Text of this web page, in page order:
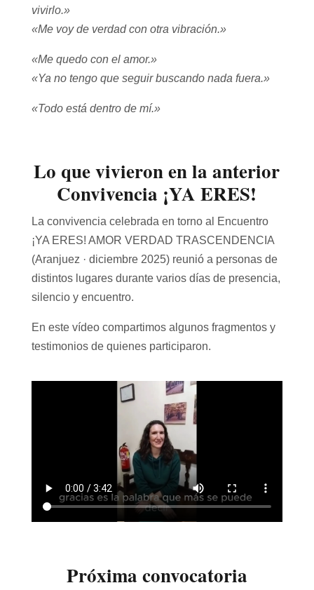
vivirlo.»
«Me voy de verdad con otra vibración.»
«Me quedo con el amor.»
«Ya no tengo que seguir buscando nada fuera.»
«Todo está dentro de mí.»
Lo que vivieron en la anterior
Convivencia ¡YA ERES!
La convivencia celebrada en torno al Encuentro
¡YA ERES! AMOR VERDAD TRASCENDENCIA
(Aranjuez · diciembre 2025) reunió a personas de
distintos lugares durante varios días de presencia,
silencio y encuentro.
En este vídeo compartimos algunos fragmentos y
testimonios de quienes participaron.
Próxima convocatoria